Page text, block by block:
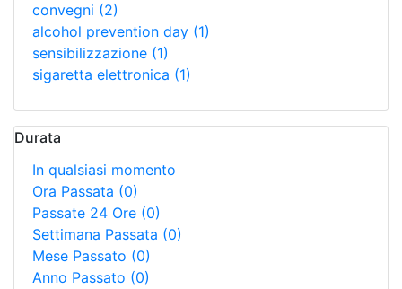
convegni (2)
alcohol prevention day (1)
sensibilizzazione (1)
sigaretta elettronica (1)
Durata
In qualsiasi momento
Ora Passata (0)
Passate 24 Ore (0)
Settimana Passata (0)
Mese Passato (0)
Anno Passato (0)